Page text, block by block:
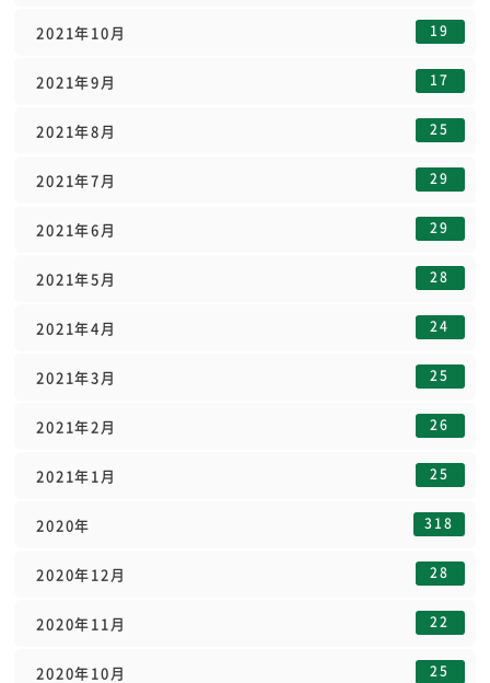
2021年10月 19
2021年9月 17
2021年8月 25
2021年7月 29
2021年6月 29
2021年5月 28
2021年4月 24
2021年3月 25
2021年2月 26
2021年1月 25
2020年 318
2020年12月 28
2020年11月 22
2020年10月 25